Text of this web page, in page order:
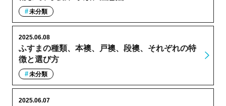
未分類
ふすまの種類、本襖、戸襖、段襖、それぞれの特
徴と選び方
2025.06.08
未分類
2025.06.07